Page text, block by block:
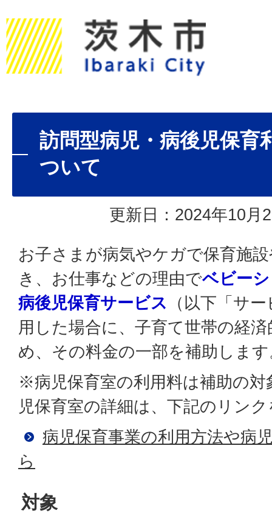
訪問型病児・病後児保育
ついて
更新日：2024年10月
お子さまが病気やケガで保育施
き、お仕事などの理由でベビー
病後児保育サービス （以下「サ
用した場合に、子育て世帯の経
め、その料金の一部を補助しま
※病児保育室の利用料は補助の
児保育室の詳細は、下記のリン
病児保育事業の利用方法や病
ら
対象